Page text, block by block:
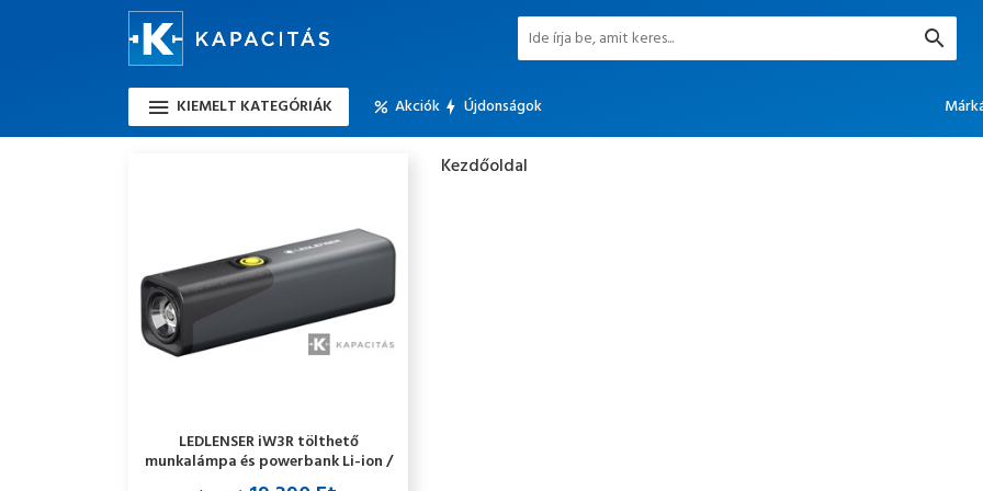
KIEMELT KATEGÓRIÁK Akciók Újdonságok
LEDLENSER iW3R tölthető
munkalámpa és powerbank Li-ion /
4000mAh / 320 lm
Kezdőoldal